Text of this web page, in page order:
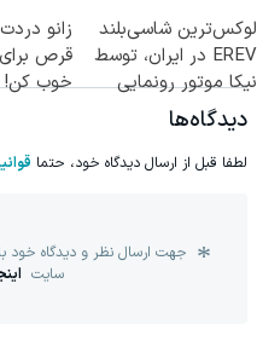
لوکس‌ترین شاسی‌بلند
EREV در ایران، توسط
نیکا موتور رونمایی
شد!
زانو
قرص
خوب کن!
دیدگاه‌ها
لطفا قبل از ارسال دیدگاه خود، حتما
جهت ارسال نظر و دیدگاه خود
سایت